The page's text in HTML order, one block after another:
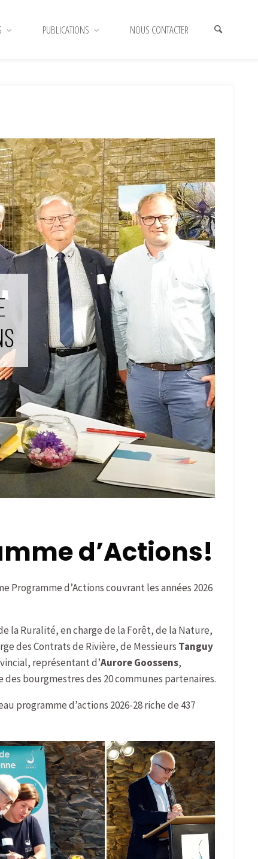
PUBLICATIONS NOUS CONTACTER
d’Actions!
d’Actions couvrant les années 2026
la Ruralité, en charge de la Forêt, de la Nature,
des Contrats de Rivière, de Messieurs Tanguy
représentant d’Aurore Goossens,
bourgmestres des 20 communes partenaires.
programme d’actions 2026-28 riche de 437